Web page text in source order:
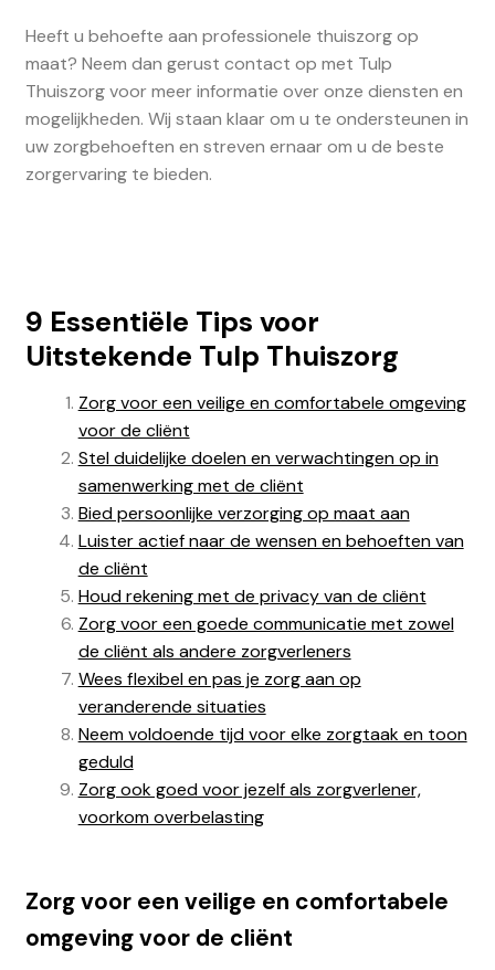
Heeft u behoefte aan professionele thuiszorg op
maat? Neem dan gerust contact op met Tulp
Thuiszorg voor meer informatie over onze diensten en
mogelijkheden. Wij staan klaar om u te ondersteunen in
uw zorgbehoeften en streven ernaar om u de beste
zorgervaring te bieden.
9 Essentiële Tips voor
Uitstekende Tulp Thuiszorg
Zorg voor een veilige en comfortabele omgeving
voor de cliënt
Stel duidelijke doelen en verwachtingen op in
samenwerking met de cliënt
Bied persoonlijke verzorging op maat aan
Luister actief naar de wensen en behoeften van
de cliënt
Houd rekening met de privacy van de cliënt
Zorg voor een goede communicatie met zowel
de cliënt als andere zorgverleners
Wees flexibel en pas je zorg aan op
veranderende situaties
Neem voldoende tijd voor elke zorgtaak en toon
geduld
Zorg ook goed voor jezelf als zorgverlener,
voorkom overbelasting
Zorg voor een veilige en comfortabele
omgeving voor de cliënt